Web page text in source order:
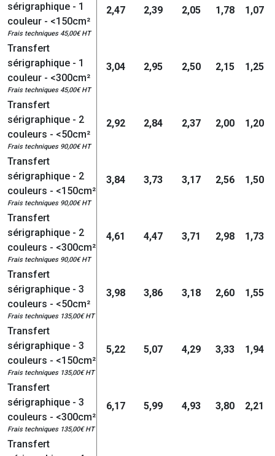
sérigraphique - 1
couleur - <150cm²
Frais techniques 45,00€ HT
2,47 2,39 2,05 1,78 1,07
Transfert
sérigraphique - 1
couleur - <300cm²
Frais techniques 45,00€ HT
3,04 2,95 2,50 2,15 1,25
Transfert
sérigraphique - 2
couleurs - <50cm²
Frais techniques 90,00€ HT
2,92 2,84 2,37 2,00 1,20
Transfert
sérigraphique - 2
couleurs - <150cm²
Frais techniques 90,00€ HT
3,84 3,73 3,17 2,56 1,50
Transfert
sérigraphique - 2
couleurs - <300cm²
Frais techniques 90,00€ HT
4,61 4,47 3,71 2,98 1,73
Transfert
sérigraphique - 3
couleurs - <50cm²
Frais techniques 135,00€ HT
3,98 3,86 3,18 2,60 1,55
Transfert
sérigraphique - 3
couleurs - <150cm²
Frais techniques 135,00€ HT
5,22 5,07 4,29 3,33 1,94
Transfert
sérigraphique - 3
couleurs - <300cm²
Frais techniques 135,00€ HT
6,17 5,99 4,93 3,80 2,21
Transfert